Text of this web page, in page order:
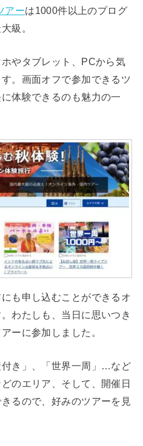
アーは1000件以上のプログ
級。
やタブレット、PCから気
。画面オフで参加できるツ
体験できるのも魅力の一
も申し込むことができるオ
わたしも、当日に思いつき
ーに参加しました。
付き」、「世界一周」…など
のエリア、そして、開催日
るので、好みのツアーを見